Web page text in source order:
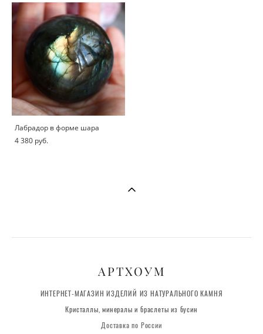
Лабрадор в форме шара
4 380 pуб.
АРТХОУМ
ИНТЕРНЕТ-МАГАЗИН ИЗДЕЛИЙ ИЗ НАТУРАЛЬНОГО КАМНЯ
Кристаллы, минералы и браслеты из бусин
Доставка по России